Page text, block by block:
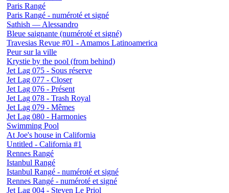
Paris Rangé
Paris Rangé - numéroté et signé
Sathish — Alessandro
Bleue saignante (numéroté et signé)
Travesias Revue #01 - Amamos Latinoamerica
Peur sur la ville
Krystie by the pool (from behind)
Jet Lag 075 - Sous réserve
Jet Lag 077 - Closer
Jet Lag 076 - Présent
Jet Lag 078 - Trash Royal
Jet Lag 079 - Mêmes
Jet Lag 080 - Harmonies
Swimming Pool
At Joe's house in California
Untitled - California #1
Rennes Rangé
Istanbul Rangé
Istanbul Rangé - numéroté et signé
Rennes Rangé - numéroté et signé
Jet Lag 004 - Steven Le Priol